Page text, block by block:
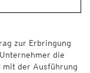
zur Erbringung
die
mit der Ausführung